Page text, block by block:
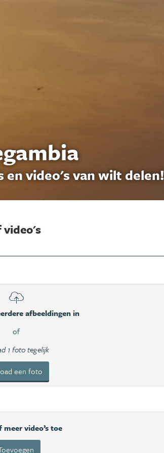
video's van wilt delen!
video's
afbeeldingen in
of
1 foto tegelijk
een foto
meer video’s toe